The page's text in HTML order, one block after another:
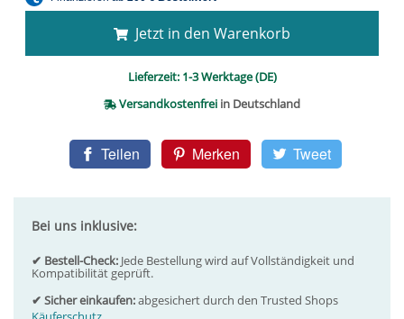
Jetzt in den Warenkorb
Lieferzeit:1-3 Werktage (DE)
Versandkostenfrei in Deutschland
Teilen Merken Tweet
Bei uns inklusive:
✔ Bestell-Check: Jede Bestellung wird auf Vollständigkeit und
Kompatibilität geprüft.
✔ Sicher einkaufen:abgesichert durch den Trusted Shops